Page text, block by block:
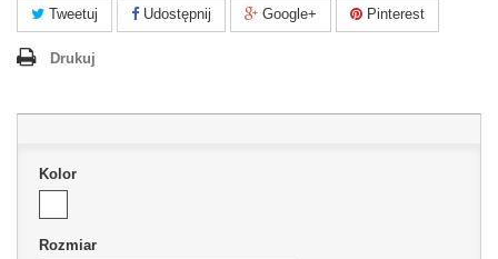
Tweetuj Udostępnij Google+ Pinterest
Drukuj
Kolor
Rozmiar